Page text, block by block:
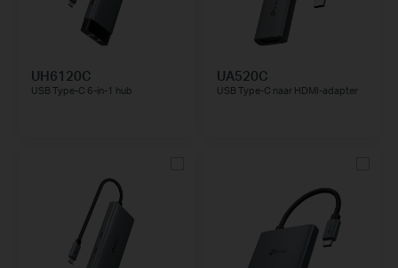
UH6120C
USB Type-C 6-in-1 hub
UA520C
USB Type-C naar HDMI-adapter